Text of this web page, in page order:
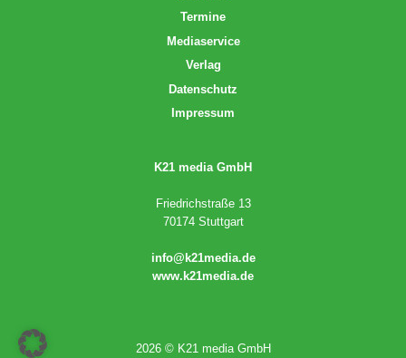
Termine
Mediaservice
Verlag
Datenschutz
Impressum
K21 media GmbH
Friedrichstraße 13
70174 Stuttgart
info@k21media.de
www.k21media.de
2026 © K21 media GmbH